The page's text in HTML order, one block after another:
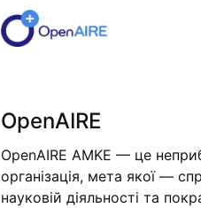
OpenAIRE
OpenAIRE AMKE — це
організація, мета якої —
науковій діяльності та